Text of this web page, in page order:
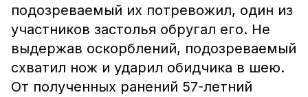
подозреваемый их потревожил, один из
участников застолья обругал его. Не
выдержав оскорблений, подозреваемый
схватил нож и ударил обидчика в шею.
От полученных ранений 57-летний